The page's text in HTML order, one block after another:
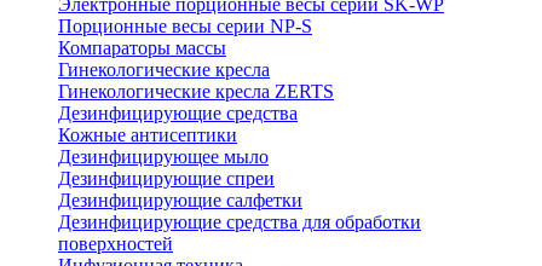
Электронные порционные весы серии SK-WP
Порционные весы серии NP-S
Компараторы массы
Гинекологические кресла
Гинекологические кресла ZERTS
Дезинфицирующие средства
Кожные антисептики
Дезинфицирующее мыло
Дезинфицирующие спреи
Дезинфицирующие салфетки
Дезинфицирующие средства для обработки
поверхностей